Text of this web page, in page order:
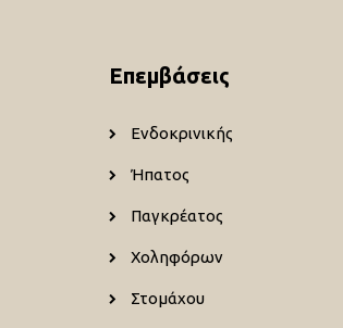
Επεμβάσεις
Ενδοκρινικής
Ήπατος
Παγκρέατος
Χοληφόρων
Στομάχου